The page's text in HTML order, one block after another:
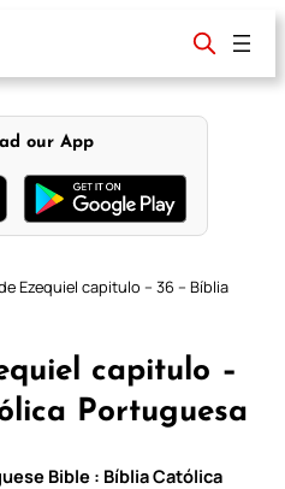
our App
Ezequiel capitulo – 36 – Bíblia
capitulo –
Portuguesa
Bible : Bíblia Católica